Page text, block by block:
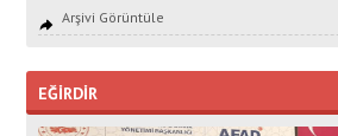
Arşivi Görüntüle
EĞİRDİR